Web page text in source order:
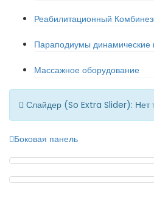
Реабилитационный
Параподиумы динамические
Массажное оборудование
Слайдер (So Extra Slider): Нет
Боковая панель